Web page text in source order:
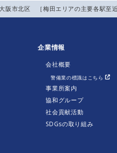
阪市北区 ［梅田エリアの主要各駅
企業情報
会社概要
警備業の標識はこちら
事業所案内
協和グループ
社会貢献活動
SDGsの取り組み